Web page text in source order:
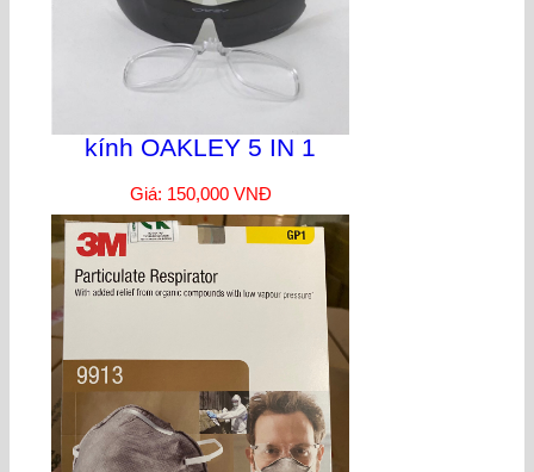
kính OAKLEY 5 IN 1
Giá: 150,000 VNĐ